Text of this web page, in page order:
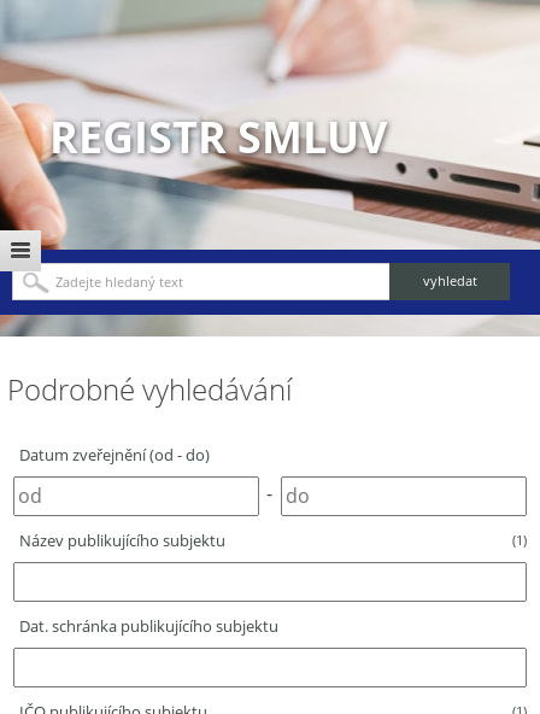
REGISTR SMLUV
Podrobné vyhledávání
Datum zveřejnění (od - do)
-
Název publikujícího subjektu (1)
Dat. schránka publikujícího subjektu